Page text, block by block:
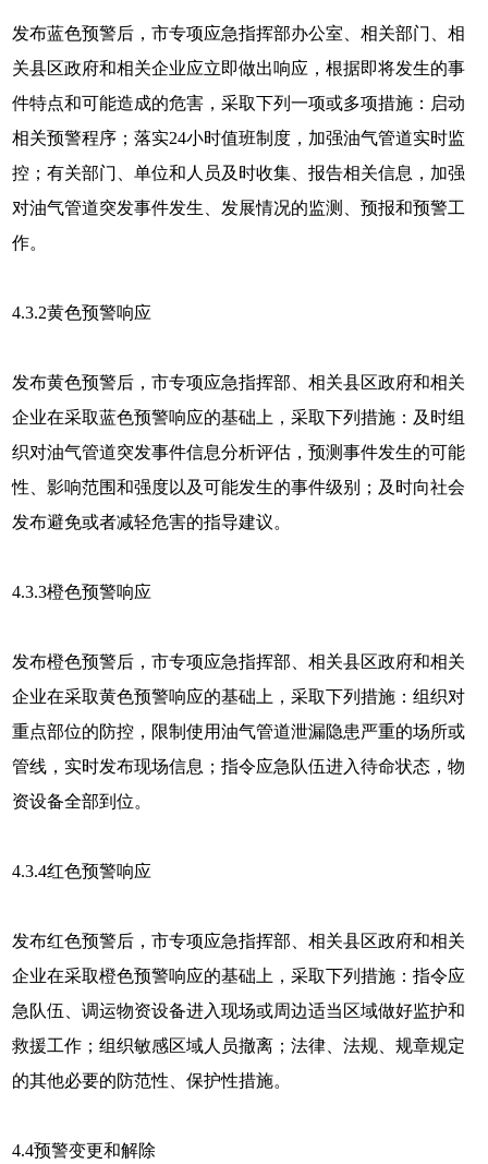
发布蓝色预警后，市专项应急指挥部办公室、相关部门、相
关县区政府和相关企业应立即做出响应，根据即将发生的事
件特点和可能造成的危害，采取下列一项或多项措施：启动
相关预警程序；落实24小时值班制度，加强油气管道实时监
控；有关部门、单位和人员及时收集、报告相关信息，加强
对油气管道突发事件发生、发展情况的监测、预报和预警工
作。
4.3.2黄色预警响应
发布黄色预警后，市专项应急指挥部、相关县区政府和相关
企业在采取蓝色预警响应的基础上，采取下列措施：及时组
织对油气管道突发事件信息分析评估，预测事件发生的可能
性、影响范围和强度以及可能发生的事件级别；及时向社会
发布避免或者减轻危害的指导建议。
4.3.3橙色预警响应
发布橙色预警后，市专项应急指挥部、相关县区政府和相关
企业在采取黄色预警响应的基础上，采取下列措施：组织对
重点部位的防控，限制使用油气管道泄漏隐患严重的场所或
管线，实时发布现场信息；指令应急队伍进入待命状态，物
资设备全部到位。
4.3.4红色预警响应
发布红色预警后，市专项应急指挥部、相关县区政府和相关
企业在采取橙色预警响应的基础上，采取下列措施：指令应
急队伍、调运物资设备进入现场或周边适当区域做好监护和
救援工作；组织敏感区域人员撤离；法律、法规、规章规定
的其他必要的防范性、保护性措施。
4.4预警变更和解除